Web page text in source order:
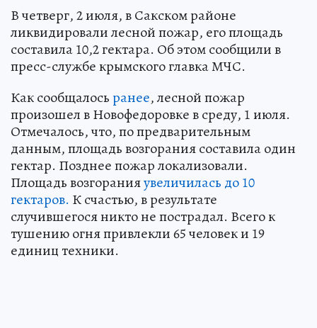
В четверг, 2 июля, в Сакском районе
ликвидировали лесной пожар, его площадь
составила 10,2 гектара. Об этом сообщили в
пресс-службе крымского главка МЧС.
Как сообщалосьранее, лесной пожар
произошел в Новофедоровке в среду, 1 июля.
Отмечалось, что, по предварительным
данным, площадь возгорания составила один
гектар. Позднее пожар локализовали.
Площадь возгоранияувеличилась до 10
гектаров. К счастью, в результате
случившегося никто не пострадал. Всего к
тушению огня привлекли 65 человек и 19
единиц техники.